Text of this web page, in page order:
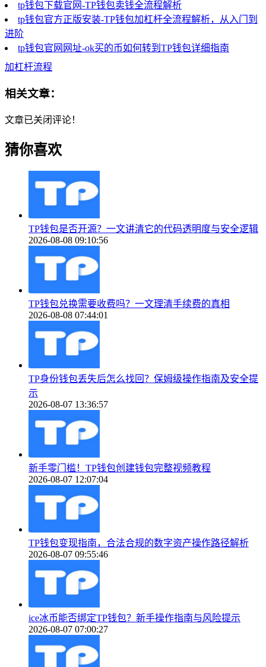
tp钱包下载官网-TP钱包卖钱全流程解析
tp钱包官方正版安装-TP钱包加杠杆全流程解析，从入门到
进阶
tp钱包官网网址-ok买的币如何转到TP钱包详细指南
加杠杆流程
相关文章：
文章已关闭评论！
猜你喜欢
TP钱包是否开源？一文讲清它的代码透明度与安全逻辑
2026-08-08 09:10:56
TP钱包兑换需要收费吗？一文理清手续费的真相
2026-08-08 07:44:01
TP身份钱包丢失后怎么找回？保姆级操作指南及安全提
示
2026-08-07 13:36:57
新手零门槛！TP钱包创建钱包完整视频教程
2026-08-07 12:07:04
TP钱包变现指南，合法合规的数字资产操作路径解析
2026-08-07 09:55:46
ice冰币能否绑定TP钱包？新手操作指南与风险提示
2026-08-07 07:00:27